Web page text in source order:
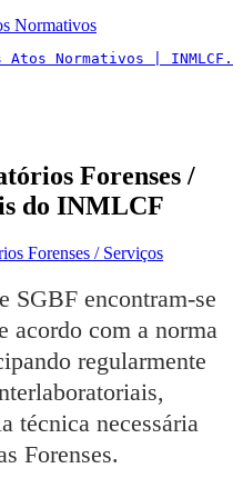
Normativos
Atos Normativos |
Forenses /
do INMLCF
Forenses / Serviços
SGBF encontram-se
acordo com a norma
regularmente
técnica necessária
Forenses.